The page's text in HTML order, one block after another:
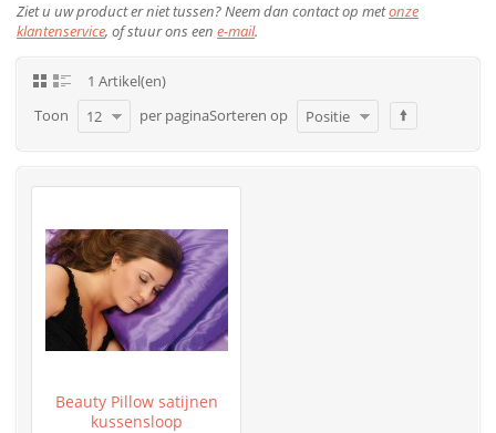
Ziet u uw product er niet tussen? Neem dan contact op metonze
klantenservice, of stuur ons een e-mail.
1 Artikel(en)
Toon
12 per paginaSorteren op Positie
Beauty Pillow satijnen
kussensloop